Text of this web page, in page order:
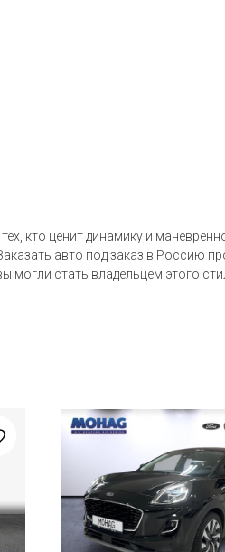
кто ценит динамику и
авто под заказ в Россию
стать владельцем этого